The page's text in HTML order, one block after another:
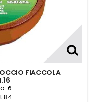
FIACCOLA
6.
84.